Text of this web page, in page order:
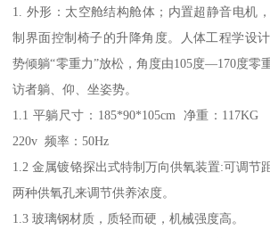
1. 外形：太空舱结构舱体；内置超静音电机
制界面控制椅子的升降角度。人体工程学设
势倾躺“零重力”放松，角度由105度—170度零
访者躺、仰、坐姿势。
1.1 平躺尺寸：185*90*105cm 净重：117KG
220v 频率：50Hz
1.2 金属镀铬探出式特制万向供氧装置:可调节
两种供氧孔来调节供养浓度。
1.3 玻璃钢材质，质轻而硬，机械强度高。